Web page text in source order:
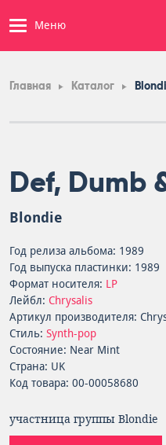
Меню
Главная Каталог
Def, Dumb
Blondie
Год релиза альбома: 1989
Год выпуска пластинки: 1989
Формат носителя: LP
Лейбл: Chrysalis
Артикул производителя:
Стиль: Synth-pop
Состояние: Near Mint
Страна: UK
Код товара: 00-00058680
участница группы Blondie